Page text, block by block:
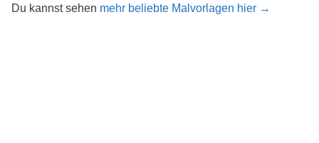
Du kannst sehen mehr beliebte Malvorlagen hier →